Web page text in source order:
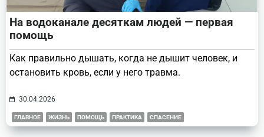
На водоканале десяткам людей — первая
помощь
Как правильно дышать, когда не дышит человек, и
остановить кровь, если у него травма.
30.04.2026
ГЛАВНОЕ ЖИЗНЬ ПОМОЩЬ ПРАКТИКА СПАСЕНИЕ